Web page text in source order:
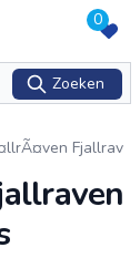
0
Zoeken
Fjallrav